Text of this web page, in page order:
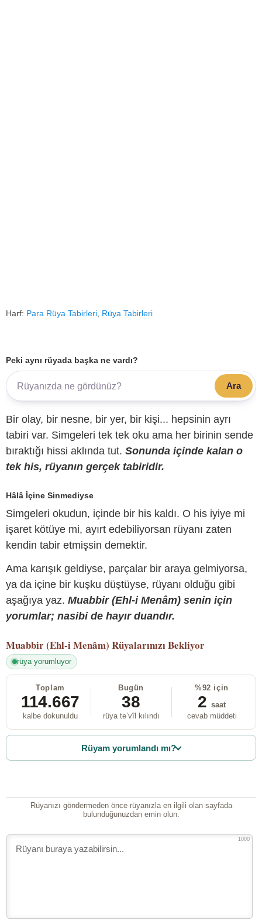
Harf: Para Rüya Tabirleri Rüya Tabirleri
Peki aynı rüyada başka ne vardı?
Ara
Bir olay, bir nesne, bir yer, bir kişi... hepsinin ayrı
tabiri var. Simgeleri tek tek oku ama her birinin sende
bıraktığı hissi aklında tut. Sonunda içinde kalan o
tek his, rüyanın gerçek tabiridir.
Hâlâ İçine Sinmediyse
Simgeleri okudun, içinde bir his kaldı. O his iyiye mi
işaret kötüye mi, ayırt edebiliyorsan rüyanı zaten
kendin tabir etmişsin demektir.
Ama karışık geldiyse, parçalar bir araya gelmiyorsa,
ya da içine bir kuşku düştüyse, rüyanı olduğu gibi
aşağıya yaz. Muabbir (Ehl-i Menâm) senin için
yorumlar; nasibi de hayır duandır.
Muabbir (Ehl-i Menâm) Rüyalarınızı Bekliyor
rüya yorumluyor
Toplam
114.667
kalbe dokunuldu
Bugün
38
rüya te’vîl kılındı
%92 için
2 saat
cevab müddeti
Rüyam yorumlandı mı?
Rüyanızı göndermeden önce rüyanızla en ilgili olan sayfada
bulunduğunuzdan emin olun.
1000